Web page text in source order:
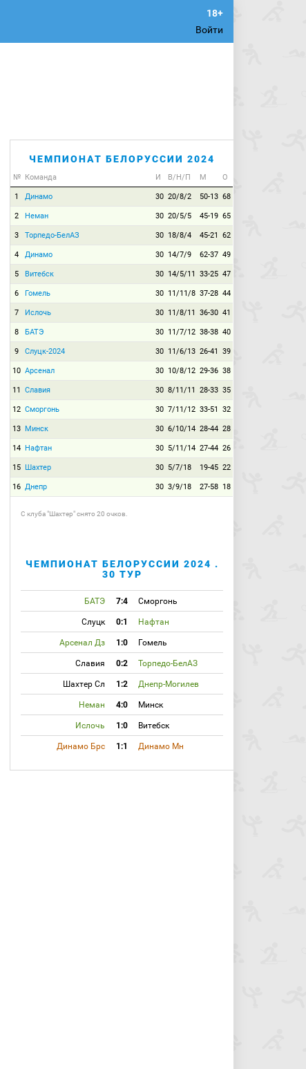
Войти
ЧЕМПИОНАТ БЕЛОРУССИИ 2024
№ Команда И В/Н/П М О
1 Динамо 30 20/8/2 50-13 68
2 Неман 30 20/5/5 45-19 65
3 Торпедо-БелАЗ 30 18/8/4 45-21 62
4 Динамо 30 14/7/9 62-37 49
5 Витебск 30 14/5/11 33-25 47
6 Гомель 30 11/11/8 37-28 44
7 Ислочь 30 11/8/11 36-30 41
8 БАТЭ 30 11/7/12 38-38 40
9 Слуцк-2024 30 11/6/13 26-41 39
10 Арсенал 30 10/8/12 29-36 38
11 Славия 30 8/11/11 28-33 35
12 Сморгонь 30 7/11/12 33-51 32
13 Минск 30 6/10/14 28-44 28
14 Нафтан 30 5/11/14 27-44 26
15 Шахтер 30 5/7/18 19-45 22
16 Днепр 30 3/9/18 27-58 18
C клуба "Шахтер" снято 20 очков.
ЧЕМПИОНАТ БЕЛОРУССИИ 2024 .
30 ТУР
БАТЭ 7:4 Сморгонь
Слуцк 0:1 Нафтан
Арсенал Дз 1:0 Гомель
Славия 0:2 Торпедо-БелАЗ
Шахтер Сл 1:2 Днепр-Могилев
Неман 4:0 Минск
Ислочь 1:0 Витебск
Динамо Брс 1:1 Динамо Мн